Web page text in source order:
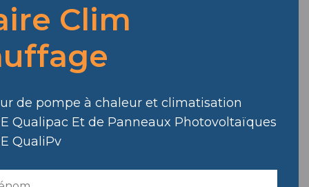
Clim
de pompe à chaleur et climatisation
Qualipac Et de Panneaux Photovoltaïques
QualiPv